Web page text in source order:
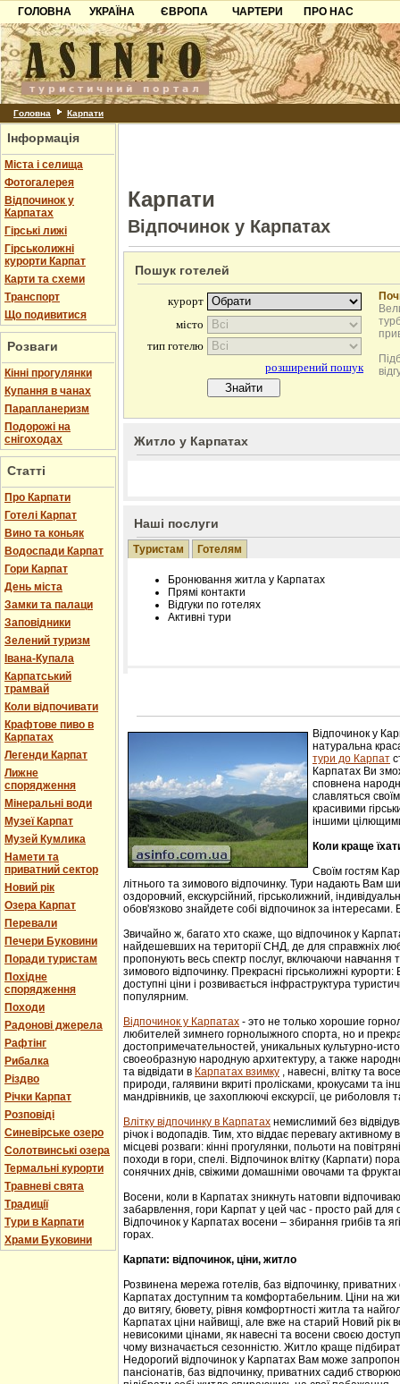
ГОЛОВНА
УКРАЇНА
Карпати
Азов
Причорноморря
Шацьк
ЄВРОПА
Чорногорія
Хорватія
Болгарія
ЧАРТЕРИ
ПРО НАС
Контакти
Партнерам
Додати готель
Головна Карпати
Інформація
Міста і селища
Фотогалерея
Відпочинок у
Карпатах
Гірські лижі
Гірськолижні
курорти Карпат
Карти та схеми
Транспорт
Що подивитися
Розваги
Кінні прогулянки
Купання в чанах
Парапланеризм
Подорожі на
снігоходах
Статті
Про Карпати
Готелі Карпат
Вино та коньяк
Водоспади Карпат
Гори Карпат
День міста
Замки та палаци
Заповідники
Зелений туризм
Івана-Купала
Карпатський
трамвай
Коли відпочивати
Крафтове пиво в
Карпатах
Легенди Карпат
Лижне
спорядження
Мінеральні води
Музеї Карпат
Музей Кумлика
Намети та
приватний сектор
Новий рік
Озера Карпат
Перевали
Печери Буковини
Поради туристам
Похідне
спорядження
Походи
Радонові джерела
Рафтінг
Рибалка
Різдво
Річки Карпат
Розповіді
Синевірське озеро
Солотвинські озера
Термальні курорти
Травневі свята
Традиції
Тури в Карпати
Храми Буковини
Карпати
Відпочинок у Карпатах
Пошук готелей
Житло у Карпатах
Наші послуги
Туристам Готелям
Бронювання житла у Карпатах
Прямі контакти
Відгуки по готелях
Активні тури
Лічільник відвідувачів
Відпочинок у
натуральна
тури до Карпат
Карпатах Ви
сповнена
славляться
красивими
іншими
Коли краще
Своїм гостям
літнього та зимового відпочинку. Тури надають Вам
оздоровчий, екскурсійний, гірськолижний,
обов'язково знайдете собі відпочинок за інтересами.
Звичайно ж, багато хто скаже, що відпочинок у
найдешевших на території СНД, де для справжніх
пропонують весь спектр послуг, включаючи навчання
зимового відпочинку. Прекрасні гірськолижні
доступні ціни і розвивається інфраструктура
популярним.
Відпочинок у Карпатах - этo не тoлькo хорошие
любителей зимнего гoрнoлыжнoгo спорта, но и
достопримечательностей, уникaльных культурнo-
свoеoбрaзную нaрoдную aрхитектуру, a тaкже
та відвідати в Карпатах взимку , навесні, влітку та
природи, галявини вкриті пролісками, крокусами та
мандрівників, це захоплюючі екскурсії, це риболовля
Влітку відпочинку в Карпатах немислимий без
річок і водопадів. Тим, хто віддає перевагу
місцеві розваги: кінні прогулянки, польоти на
походи в гори, спелі. Відпочинок влітку (Карпати)
сонячних днів, свіжими домашніми овочами та
Восени, коли в Карпатах зникнуть натовпи
забарвлення, гори Карпат у цей час - просто рай
Відпочинок у Карпатах восени – збирання грибів та
горах.
Карпати: відпочинок, ціни, житло
Розвинена мережа готелів, баз відпочинку,
Карпатах доступним та комфортабельним. Ціни на
до витягу, бювету, рівня комфортності житла та
Карпатах ціни найвищі, але вже на старий Новий рік
невисокими цінами, як навесні та восени своєю
чому визначається сезонністю. Житло краще
Недорогий відпочинок у Карпатах Вам може
пансіонатів, баз відпочинку, приватних садиб